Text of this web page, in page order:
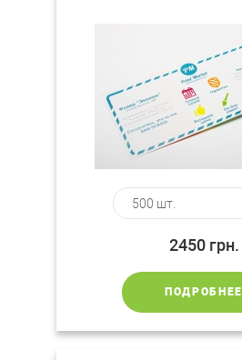
2450 грн.
ПОДРОБНЕЕ